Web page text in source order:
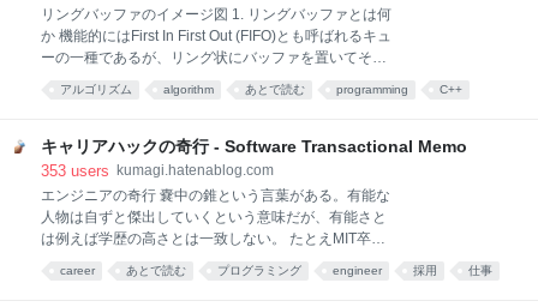
に一歩でも足を踏み入れてみれば、そこにはその全て
が存在している。テクノロジーである。正面には有刺
鉄線を施した高い塀が立ちはだかり、門は常に閉ざさ
れ、「立入禁止」の札が掛かっている。そしてその向
そ
リングバッファのイメージ図 1. リングバッファとは何
か 機能的にはFirst In First Out (FIFO)とも呼ばれるキュ
ーの一種であるが、リング状にバッファを置いてそれ
の中でReadとWriteのインデックスがグルグルと回る
構造をとる事によって容量に上限ができることと引き
を単に実装するだけなら山ほど方法があって線形リス
トを使ってもいいしスタックを2つ使っても原理的に
は可能だ。その中でもリングバッファを用いた方法の
利点はひとえに性能の高さでありメモリ確保などを行
わないお陰でシステム系の様々な場所で使われてい
難度であるが少し奥が深い。まずリングバッファのス
アルゴリズム algorithm あとで読む programming C++
キャリアハックの奇行 - Software Transactional Memo
353 users
kumagi.hatenablog.com
エンジニアの奇行 嚢中の錐という言葉がある。有能な
人物は自ずと傑出していくという意味だが、有能さと
は例えば学歴の高さとは一致しない。 たとえMIT卒で
あろうとも大成するとは限らないし、ましてや入試の
点数などで見れる人間の側面は限定的である。 企業な
career あとで読む プログラミング engineer 採用 仕事